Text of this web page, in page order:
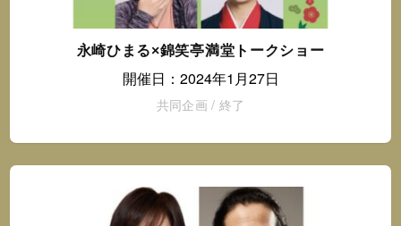
永崎ひまる×錦笑亭満堂トークショー
開催日：2024年1月27日
共同企画 / 終了